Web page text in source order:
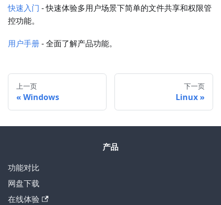
快速入门 - 快速体验多用户场景下简单的文件共享和权限管
控功能。
用户手册- 全面了解产品功能。
上一页
Windows
下一页
Linux
产品
功能对比
网盘下载
在线体验